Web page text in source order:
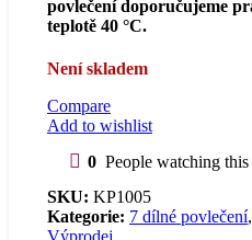
povlečení doporučujeme
teplotě 40 °C.
Není skladem
Compare
Add to wishlist
0 People watching
SKU: KP1005
Kategorie: 7 dílné povlečení,